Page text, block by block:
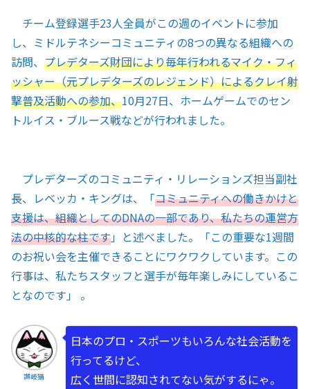
チーム登録選手23人全員がこの週のイベントに参加
し、ミドルテネシーコミュニティの8つの異なる組織への
訪問、 プレデターズ財団により毎年行われるマイク・フィ
ッシャー（元プレデターズのレジェンド）によるクレイ射
撃普及活動への参加、10月27日、ホームゲームでのセン
トルイス・ブルース戦などが行われました。
プレデターズのコミュニティ・リレーションズ担当副社
長、レベッカ・キングは、「コミュニティへの働きかけと
支援は、組織としてのDNAの一部であり、私たちの運営方
法の中核的な柱です」と述べました。「この重要な1週間
のお祝い会を主催できることにワクワクしています。この
行事は、私たちスタッフと選手が毎年楽しみにしているこ
となのです」 。
讃岐猫
日本のプロ・スポーツもいろんな社会活動を
行ってるけど、
広く世間に認知されてない気がするにゃ。